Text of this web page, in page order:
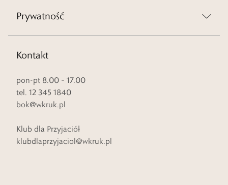
Prywatność
Kontakt
pon-pt 8.00 – 17.00
tel. 12 345 1840
bok@wkruk.pl
Klub dla Przyjaciół
klubdlaprzyjaciol@wkruk.pl